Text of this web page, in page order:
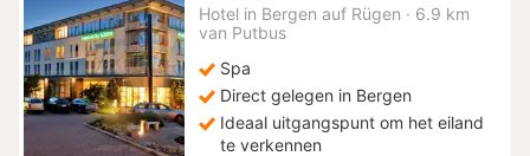
€
Hotel in Bergen auf Rügen · 6.9 km
van Putbus
Spa
Direct gelegen in Bergen
Ideaal uitgangspunt om het eiland
te verkennen